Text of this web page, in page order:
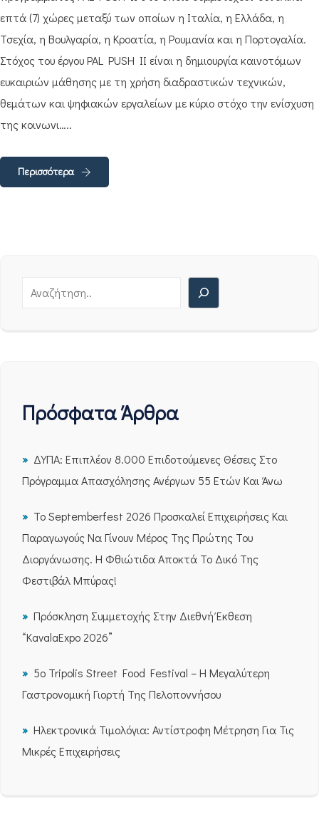
επτά (7) χώρες μεταξύ των οποίων η Ιταλία, η Ελλάδα, η
Τσεχία, η Βουλγαρία, η Κροατία, η Ρουμανία και η Πορτογαλία.
Στόχος του έργου PAL PUSH II είναι η δημιουργία καινοτόμων
ευκαιριών μάθησης με τη χρήση διαδραστικών τεχνικών,
θεμάτων και ψηφιακών εργαλείων με κύριο στόχο την ενίσχυση
της κοινωνι…..
Περισσότερα
Πρόσφατα Άρθρα
ΔΥΠΑ: Επιπλέον 8.000 Επιδοτούμενες Θέσεις Στο
Πρόγραμμα Απασχόλησης Ανέργων 55 Ετών Και Άνω
Το Septemberfest 2026 Προσκαλεί Επιχειρήσεις Και
Παραγωγούς Να Γίνουν Μέρος Της Πρώτης Του
Διοργάνωσης. Η Φθιώτιδα Αποκτά Το Δικό Της
Φεστιβάλ Μπύρας!
Πρόσκληση Συμμετοχής Στην Διεθνή Έκθεση
“KavalaExpo 2026”
5ο Tripolis Street Food Festival – Η Μεγαλύτερη
Γαστρονομική Γιορτή Της Πελοποννήσου
Ηλεκτρονικά Τιμολόγια: Αντίστροφη Μέτρηση Για Τις
Μικρές Επιχειρήσεις